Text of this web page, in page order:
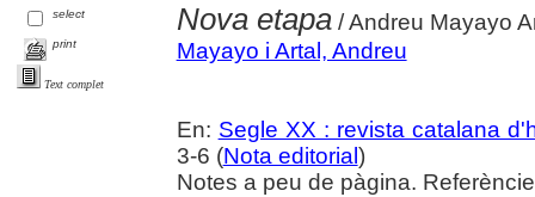
select
print
Text complet
Nova etapa/ Andreu Mayayo
Mayayo i Artal, Andreu
En: Segle XX : revista catalana
3-6 (Nota editorial )
Notes a peu de pàgina.